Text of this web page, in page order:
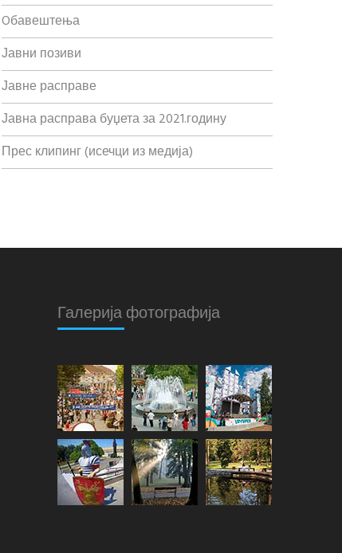
Oбавештења
Јавни позиви
Јавне расправе
Јавна расправа буџета за 2021.годину
Прес клипинг (исечци из медија)
Галерија фотографија